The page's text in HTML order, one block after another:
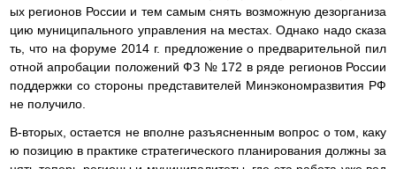
ых регионов России и тем самым снять возможную дезорганиза
цию муниципального управления на местах. Однако надо сказа
ть, что на форуме 2014 г. предложение о предварительной пил
отной апробации положений ФЗ № 172 в ряде регионов России
поддержки со стороны представителей Минэкономразвития РФ
не получило.
В-вторых, остается не вполне разъясненным вопрос о том, каку
ю позицию в практике стратегического планирования должны за